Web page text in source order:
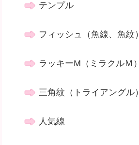
テンプル
フィッシュ（魚線、魚紋）
ラッキーM（ミラクルＭ）
三角紋（トライアングル）
人気線